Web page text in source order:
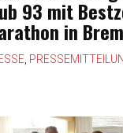
93 mit
in